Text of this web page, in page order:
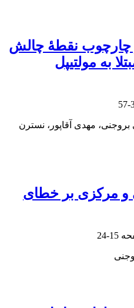
چارچوب نقطۀ چالش
به مولتیپل
مهدی آقاپور، نسترن
و مرکزی بر خطای
15-24